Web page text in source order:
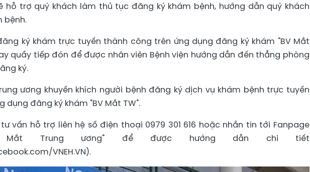
hỗ trợ quý khách làm thủ tục đăng ký khám bệnh, hướng dẫn quý khách
bệnh.
ký khám trực tuyến thành công trên ứng dụng đăng ký khám "BV Mắt
quầy tiếp đón để được nhân viên Bệnh viện hướng dẫn đến thẳng phòng
ký.
ương khuyến khích người bệnh đăng ký dịch vụ khám bệnh trực tuyến
dụng đăng ký khám "BV Mắt TW".
vấn hỗ trợ liên hệ số điện thoại 0979 301 616 hoặc nhắn tin tới Fanpage
Mắt Trung ương" để được hướng dẫn chi tiết
VNEH.VN).